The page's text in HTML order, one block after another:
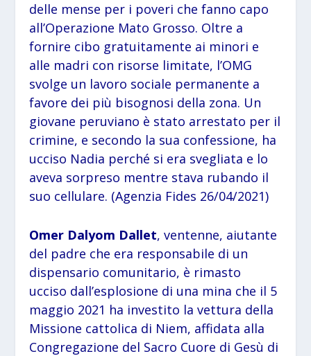
delle mense per i poveri che fanno capo
all’Operazione Mato Grosso. Oltre a
fornire cibo gratuitamente ai minori e
alle madri con risorse limitate, l’OMG
svolge un lavoro sociale permanente a
favore dei più bisognosi della zona. Un
giovane peruviano è stato arrestato per il
crimine, e secondo la sua confessione, ha
ucciso Nadia perché si era svegliata e lo
aveva sorpreso mentre stava rubando il
suo cellulare. (Agenzia Fides 26/04/2021)
Omer Dalyom Dallet, ventenne, aiutante
del padre che era responsabile di un
dispensario comunitario, è rimasto
ucciso dall’esplosione di una mina che il 5
maggio 2021 ha investito la vettura della
Missione cattolica di Niem, affidata alla
Congregazione del Sacro Cuore di Gesù di